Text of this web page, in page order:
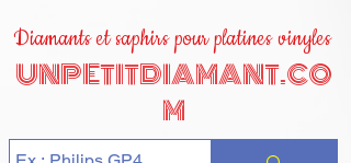
Diamants et saphirs pour platines vinyles
UNPETITDIAMANT.CO
M